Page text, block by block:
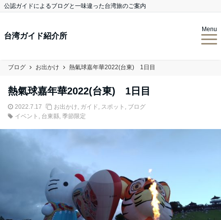
公認ガイドによるブログと一味違った台湾旅のご案内
台湾ガイド紹介所
Menu
ブログ お出かけ 熱氣球嘉年華2022(台東) 1日目
熱氣球嘉年華2022(台東) 1日目
2022.7.17 お出かけ, ガイド , スポット , ブログ
イベント , 台東縣, 季節限定